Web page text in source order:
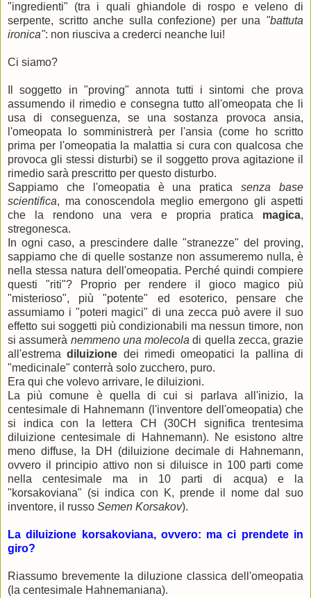
"ingredienti" (tra i quali ghiandole di rospo e veleno di
serpente, scritto anche sulla confezione) per una "battuta
ironica": non riusciva a crederci neanche lui!
Ci siamo?
Il soggetto in "proving" annota tutti i sintomi che prova
assumendo il rimedio e consegna tutto all'omeopata che li
usa di conseguenza, se una sostanza provoca ansia,
l'omeopata lo somministrerà per l'ansia (come ho scritto
prima per l'omeopatia la malattia si cura con qualcosa che
provoca gli stessi disturbi) se il soggetto prova agitazione il
rimedio sarà prescritto per questo disturbo.
Sappiamo che l'omeopatia è una praticasenza base
scientifica, ma conoscendola meglio emergono gli aspetti
che la rendono una vera e propria pratica magica,
stregonesca.
In ogni caso, a prescindere dalle "stranezze" del proving,
sappiamo che di quelle sostanze non assumeremo nulla, è
nella stessa natura dell'omeopatia. Perché quindi compiere
questi "riti"? Proprio per rendere il gioco magico più
"misterioso", più "potente" ed esoterico, pensare che
assumiamo i "poteri magici" di una zecca può avere il suo
effetto sui soggetti più condizionabili ma nessun timore, non
si assumerà nemmeno una molecola di quella zecca, grazie
all'estremadiluizione dei rimedi omeopatici la pallina di
"medicinale" conterrà solo zucchero, puro.
Era qui che volevo arrivare, le diluizioni.
La più comune è quella di cui si parlava all'inizio, la
centesimale di Hahnemann (l'inventore dell'omeopatia) che
si indica con la lettera CH (30CH significa trentesima
diluizione centesimale di Hahnemann). Ne esistono altre
meno diffuse, la DH (diluizione decimale di Hahnemann,
ovvero il principio attivo non si diluisce in 100 parti come
nella centesimale ma in 10 parti di acqua) e la
"korsakoviana" (si indica con K, prende il nome dal suo
inventore, il russo Semen Korsakov).
La diluizione korsakoviana, ovvero: ma ci prendete in
giro?
Riassumo brevemente la diluzione classica dell'omeopatia
(la centesimale Hahnemaniana).